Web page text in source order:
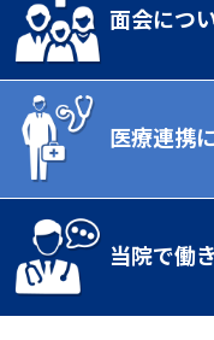
面会につ
医療連携
当院で働